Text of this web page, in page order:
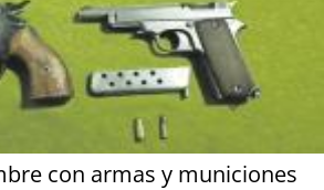
con armas y municiones